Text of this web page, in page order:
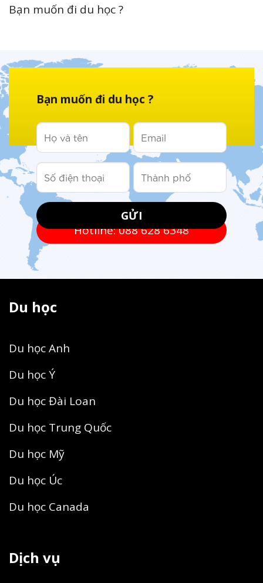
Bạn muốn đi du học ?
Bạn muốn đi du học ?
Hotline: 088 628 6348
Du học
Du học Anh
Du học Ý
Du học Đài Loan
Du học Trung Quốc
Du học Mỹ
Du học Úc
Du học Canada
Dịch vụ